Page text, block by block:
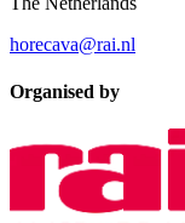
horecava@rai.nl
Organised by